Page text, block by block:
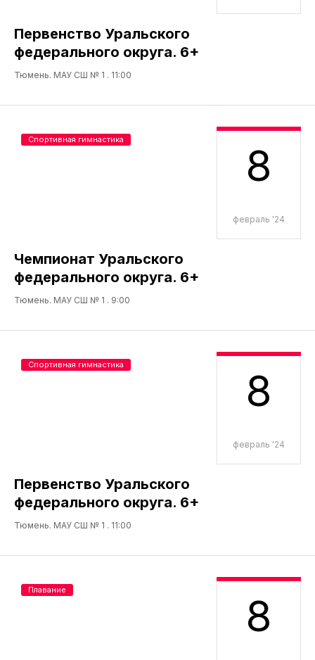
Первенство Уральского
федерального округа. 6+
Тюмень. МАУ СШ № 1 . 11:00
8
февраль '24
Чемпионат Уральского
федерального округа. 6+
Тюмень. МАУ СШ № 1 . 9:00
Спортивная гимнастика
8
февраль '24
Первенство Уральского
федерального округа. 6+
Тюмень. МАУ СШ № 1 . 11:00
Спортивная гимнастика
8
Плавание